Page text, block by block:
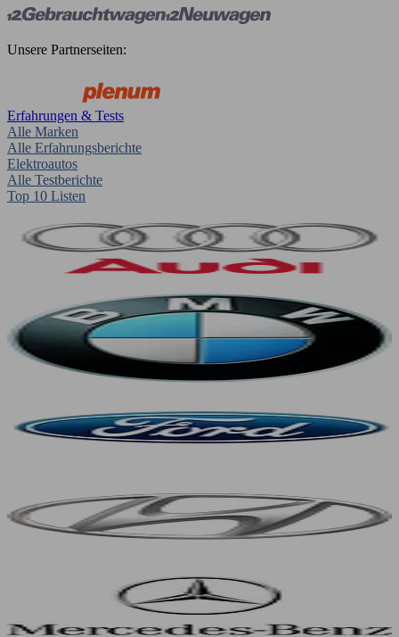
Unsere Partnerseiten:
Erfahrungen & Tests
Alle Marken
Alle Erfahrungsberichte
Elektroautos
Alle Testberichte
Top 10 Listen